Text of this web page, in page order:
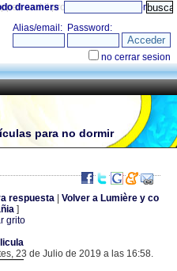
and it probably will» directorio
dreamers
para no dormir
respuesta| Volver a Lumière y co
]
grito
23 de Julio de 2019 a las 16:58.